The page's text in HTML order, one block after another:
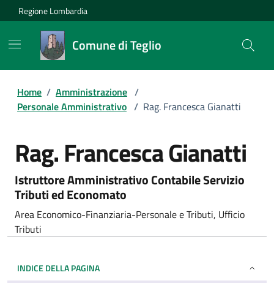
Regione Lombardia
Comune di Teglio
Home / Amministrazione /
Personale Amministrativo / Rag. Francesca Gianatti
Rag. Francesca Gianatti
Istruttore Amministrativo Contabile Servizio
Tributi ed Economato
Area Economico-Finanziaria-Personale e Tributi, Ufficio
Tributi
INDICE DELLA PAGINA